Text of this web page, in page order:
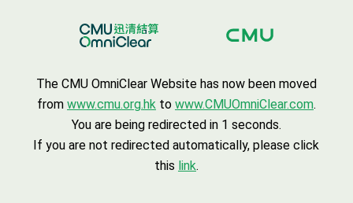
The CMU OmniClear Website has now been moved
from www.cmu.org.hkto www.CMUOmniClear.com.
You are being redirected in 1 seconds.
If you are not redirected automatically, please click
this link.